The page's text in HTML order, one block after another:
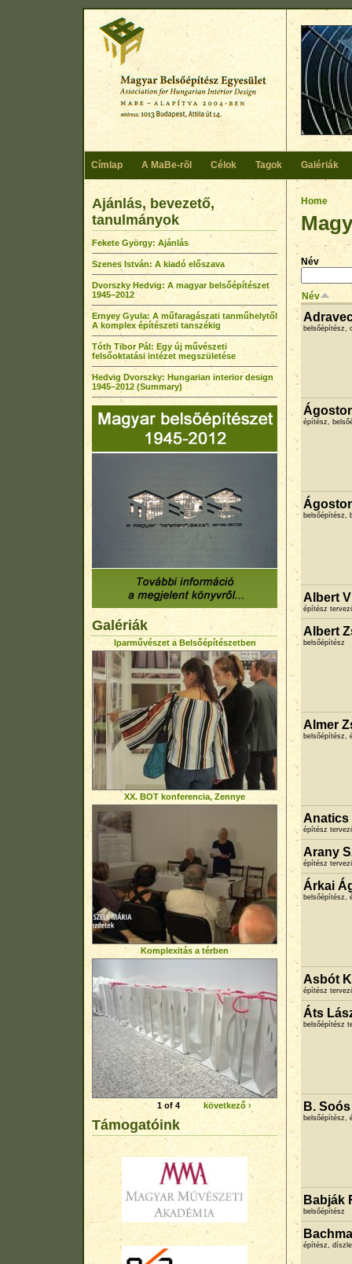
Skip to main content
Címlap A MaBe-rõl Célok Tagok Galériák
Ajánlás, bevezető,
tanulmányok
Fekete György: Ajánlás
Szenes István: A kiadó előszava
Dvorszky Hedvig: A magyar belsőépítészet
1945–2012
Ernyey Gyula: A műfaragászati tanműhelytől
A komplex építészeti tanszékig
Tóth Tibor Pál: Egy új művészeti
felsőoktatási intézet megszületése
Hedvig Dvorszky: Hungarian interior design
1945–2012 (Summary)
Galériák
Iparművészet a Belsőépítészetben
XX. BOT konferencia, Zennye
Komplexitás a térben
1 of 4 következő ›
Támogatóink
You
Home
Név
Név
belsőépítész,
építész,
belsőépítész,
Albert
építész
Albert
belsőépítész
Almer
belsőépítész,
Anatics
építész
Arany
építész
Árkai
belsőépítész,
Asbót
építész
Áts
belsőépítész
B.
belsőépítész,
Babják
belsőépítész
építész,